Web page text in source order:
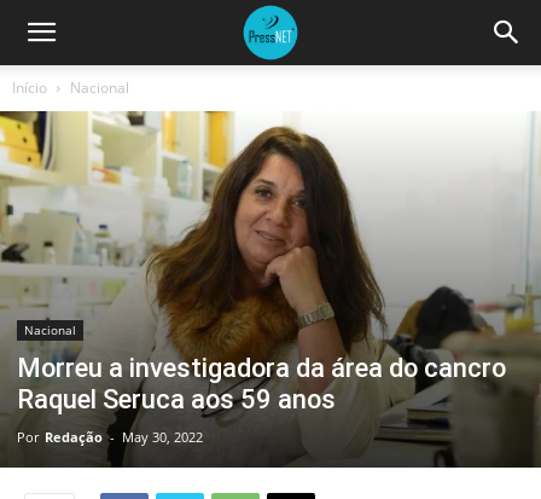
Início Nacional
Nacional
Morreu a investigadora da área do cancro
Raquel Seruca aos 59 anos
Por Redação - May 30, 2022